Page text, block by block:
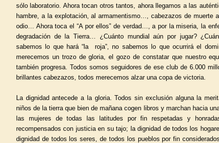
sólo laboratorio. Ahora tocan otros tantos, ahora llegamos a las
hambre, a la explotación, al armamentismo…, cabezazos de muerte
odio… Ahora toca el “A por ellos” de verdad…, a por la miseria, la
degradación de la Tierra… ¿Cuánto mundial aún por jugar?
sabemos lo que hará “la roja”, no sabemos lo que ocurrirá el
merecemos un trozo de gloria, el gozo de constatar que nuestro
también progresa. Todos somos seguidores de ese club de 6.000
brillantes cabezazos, todos merecemos alzar una copa de victoria.
La dignidad antecede a la gloria. Todos sin exclusión alguna la
niños de la tierra que bien de mañana cogen libros y marchan hacia
las mujeres de todas las latitudes por fin respetadas y
recompensados con justicia en su tajo; la dignidad de todos los
dignidad de todos los seres, de todos los pueblos por fin